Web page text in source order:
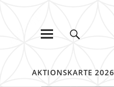
AKTIONSKARTE 2026